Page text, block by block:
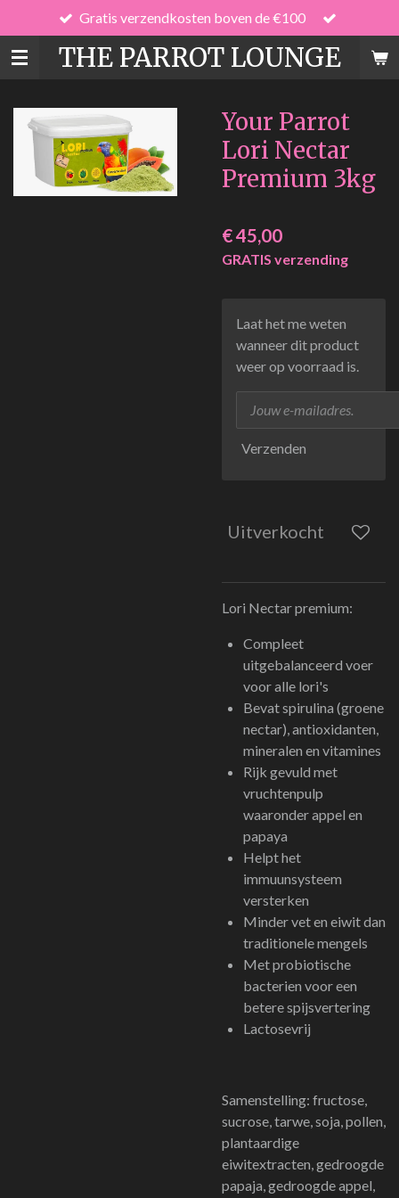
direct
naar
de
THE PARROT LOUNGE
Gratis verzendkosten boven de €100
Your Parrot
Lori Nectar
Premium 3kg
€ 45,00
GRATIS verzending
Laat het me weten
wanneer dit product
weer op voorraad is.
Verzenden
Uitverkocht
Lori Nectar premium:
Compleet
uitgebalanceerd voer
voor alle lori's
Bevat spirulina (groene
nectar), antioxidanten,
mineralen en vitamines
Rijk gevuld met
vruchtenpulp
waaronder appel en
papaya
Helpt het
immuunsysteem
versterken
Minder vet en eiwit dan
traditionele mengels
Met probiotische
bacterien voor een
betere spijsvertering
Lactosevrij
Samenstelling: fructose,
sucrose, tarwe, soja, pollen,
plantaardige
eiwitextracten, gedroogde
papaja, gedroogde appel,